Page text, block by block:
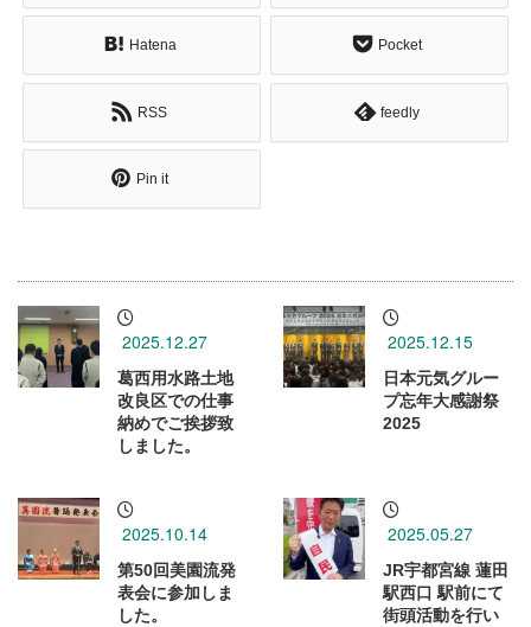
Hatena Pocket
RSS feedly
Pin it
2025.12.27
葛西用水路土地
改良区での仕事
納めでご挨拶致
しました。
2025.12.15
日本元気グルー
プ忘年大感謝祭
2025
2025.10.14
第50回美園流発
表会に参加しま
した。
2025.05.27
JR宇都宮線 蓮田
駅西口 駅前にて
街頭活動を行い